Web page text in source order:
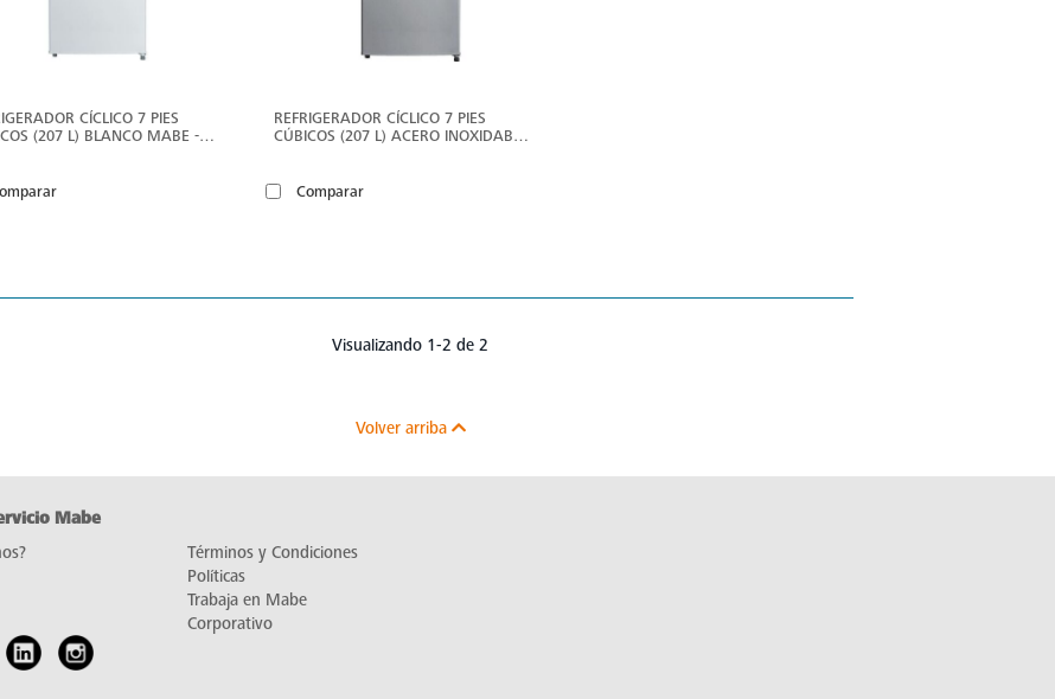
CÍCLICO 7 PIES
(207 L) BLANCO MABE -
REFRIGERADOR CÍCLICO 7 PIES
CÚBICOS (207 L) ACERO INOXIDABLE
Comparar
Visualizando 1-2 de 2
Volver arriba
Mabe
Términos y Condiciones
Políticas
Trabaja en Mabe
Corporativo